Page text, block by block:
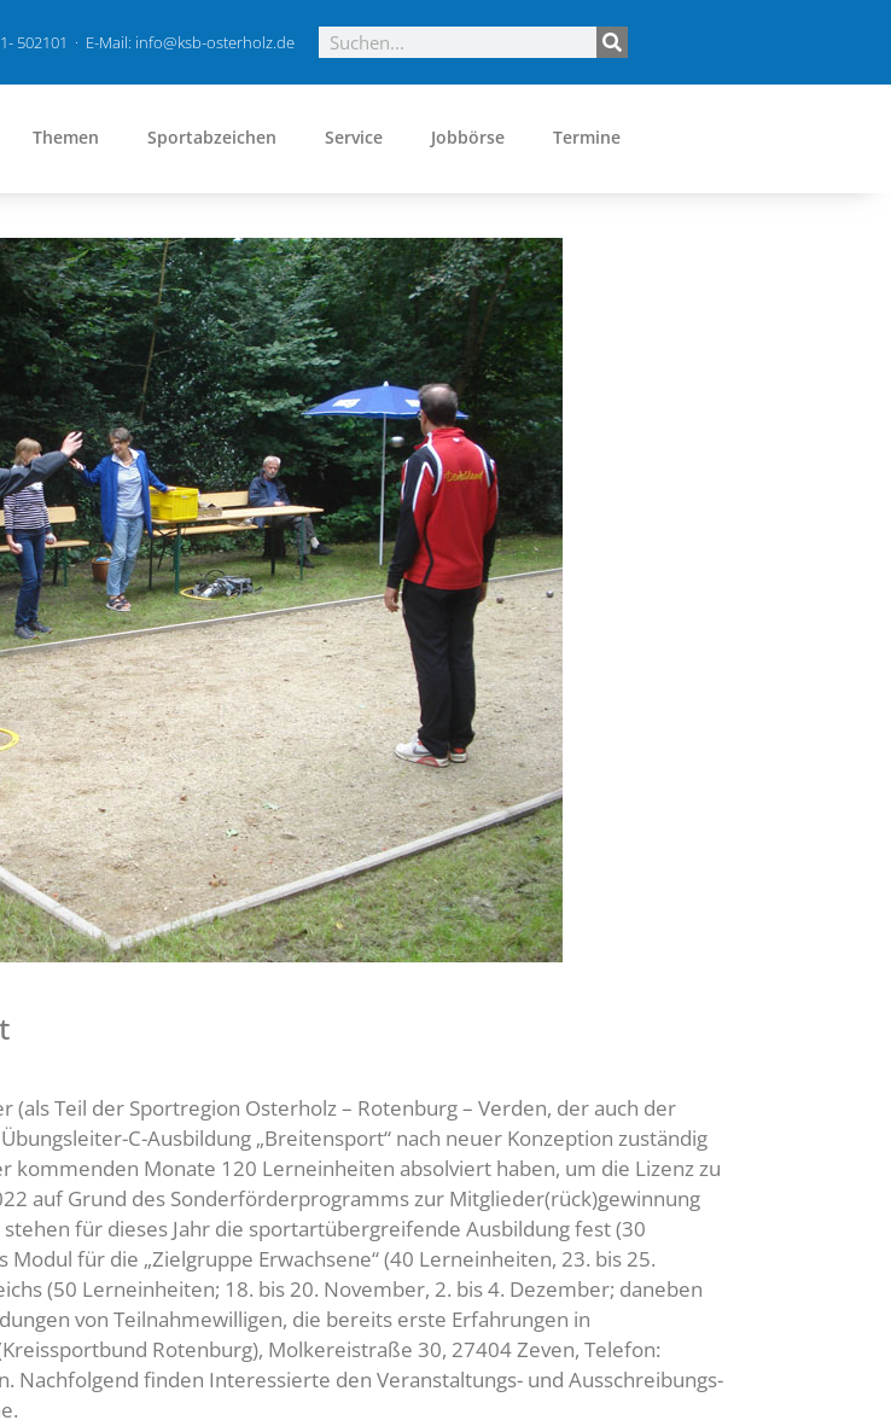
502101 · E-Mail: info@ksb-osterholz.de
Themen Sportabzeichen Service Jobbörse Termine
(als Teil der Sportregion Osterholz – Rotenburg – Verden, der auch der
C-Ausbildung „Breitensport“ nach neuer Konzeption zuständig
Monate 120 Lerneinheiten absolviert haben, um die Lizenz zu
auf Grund des Sonderförderprogramms zur Mitglieder(rück)gewinnung
für dieses Jahr die sportartübergreifende Ausbildung fest (30
für die „Zielgruppe Erwachsene“ (40 Lerneinheiten, 23. bis 25.
(50 Lerneinheiten; 18. bis 20. November, 2. bis 4. Dezember; daneben
von Teilnahmewilligen, die bereits erste Erfahrungen in
Rotenburg), Molkereistraße 30, 27404 Zeven, Telefon:
Nachfolgend finden Interessierte den Veranstaltungs- und Ausschreibungs-